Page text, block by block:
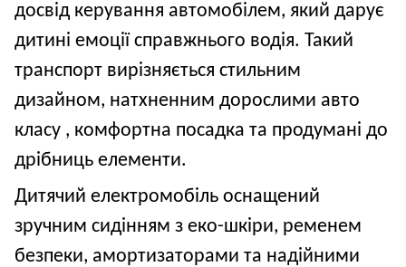
досвід керування автомобілем, який дарує
дитині емоції справжнього водія. Такий
транспорт вирізняється стильним
дизайном, натхненним дорослими авто
класу , комфортна посадка та продумані до
дрібниць елементи.
Дитячий електромобіль оснащений
зручним сидінням з еко-шкіри, ременем
безпеки, амортизаторами та надійними